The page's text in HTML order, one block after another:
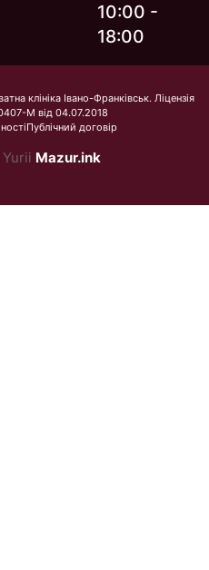
10:00 -
18:00
клініка Івано-Франківськ. Ліцензія
М від 04.07.2018
Публічний договір
Mazur.ink